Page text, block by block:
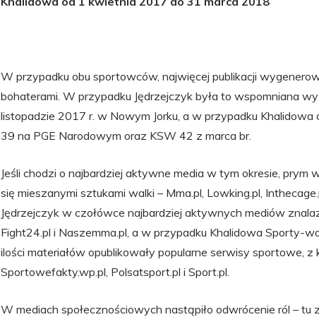
W przypadku obu sportowców, najwięcej publikacji
bohaterami. W przypadku Jędrzejczyk była to wspomniana
listopadzie 2017 r. w Nowym Jorku, a w przypadku
39 na PGE Narodowym oraz KSW 42 z marca br.
Jeśli chodzi o najbardziej aktywne media w tym okresie, prym
się mieszanymi sztukami walki – Mma.pl, Lowking.pl,
Jędrzejczyk w czołówce najbardziej aktywnych mediów
Fight24.pl i Naszemma.pl, a w przypadku Khalidowa Sporty-
ilości materiałów opublikowały popularne serwisy sportowe, z
Sportowefakty.wp.pl, Polsatsport.pl i Sport.pl.
W mediach społecznościowych nastąpiło odwrócenie ról –